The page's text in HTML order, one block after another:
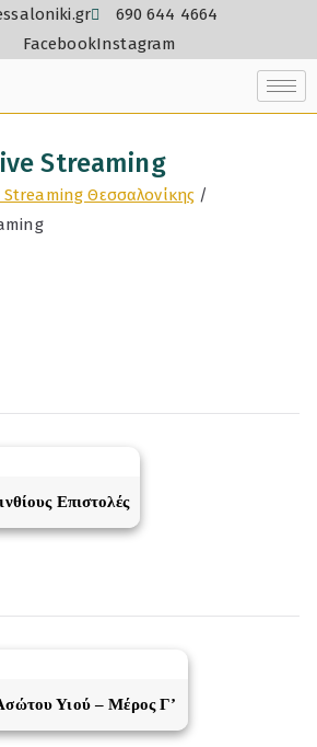
690 644 4664
FacebookInstagram
Streaming
Streaming Θεσσαλονίκης
Επιστολές
Υιού – Μέρος Γ’